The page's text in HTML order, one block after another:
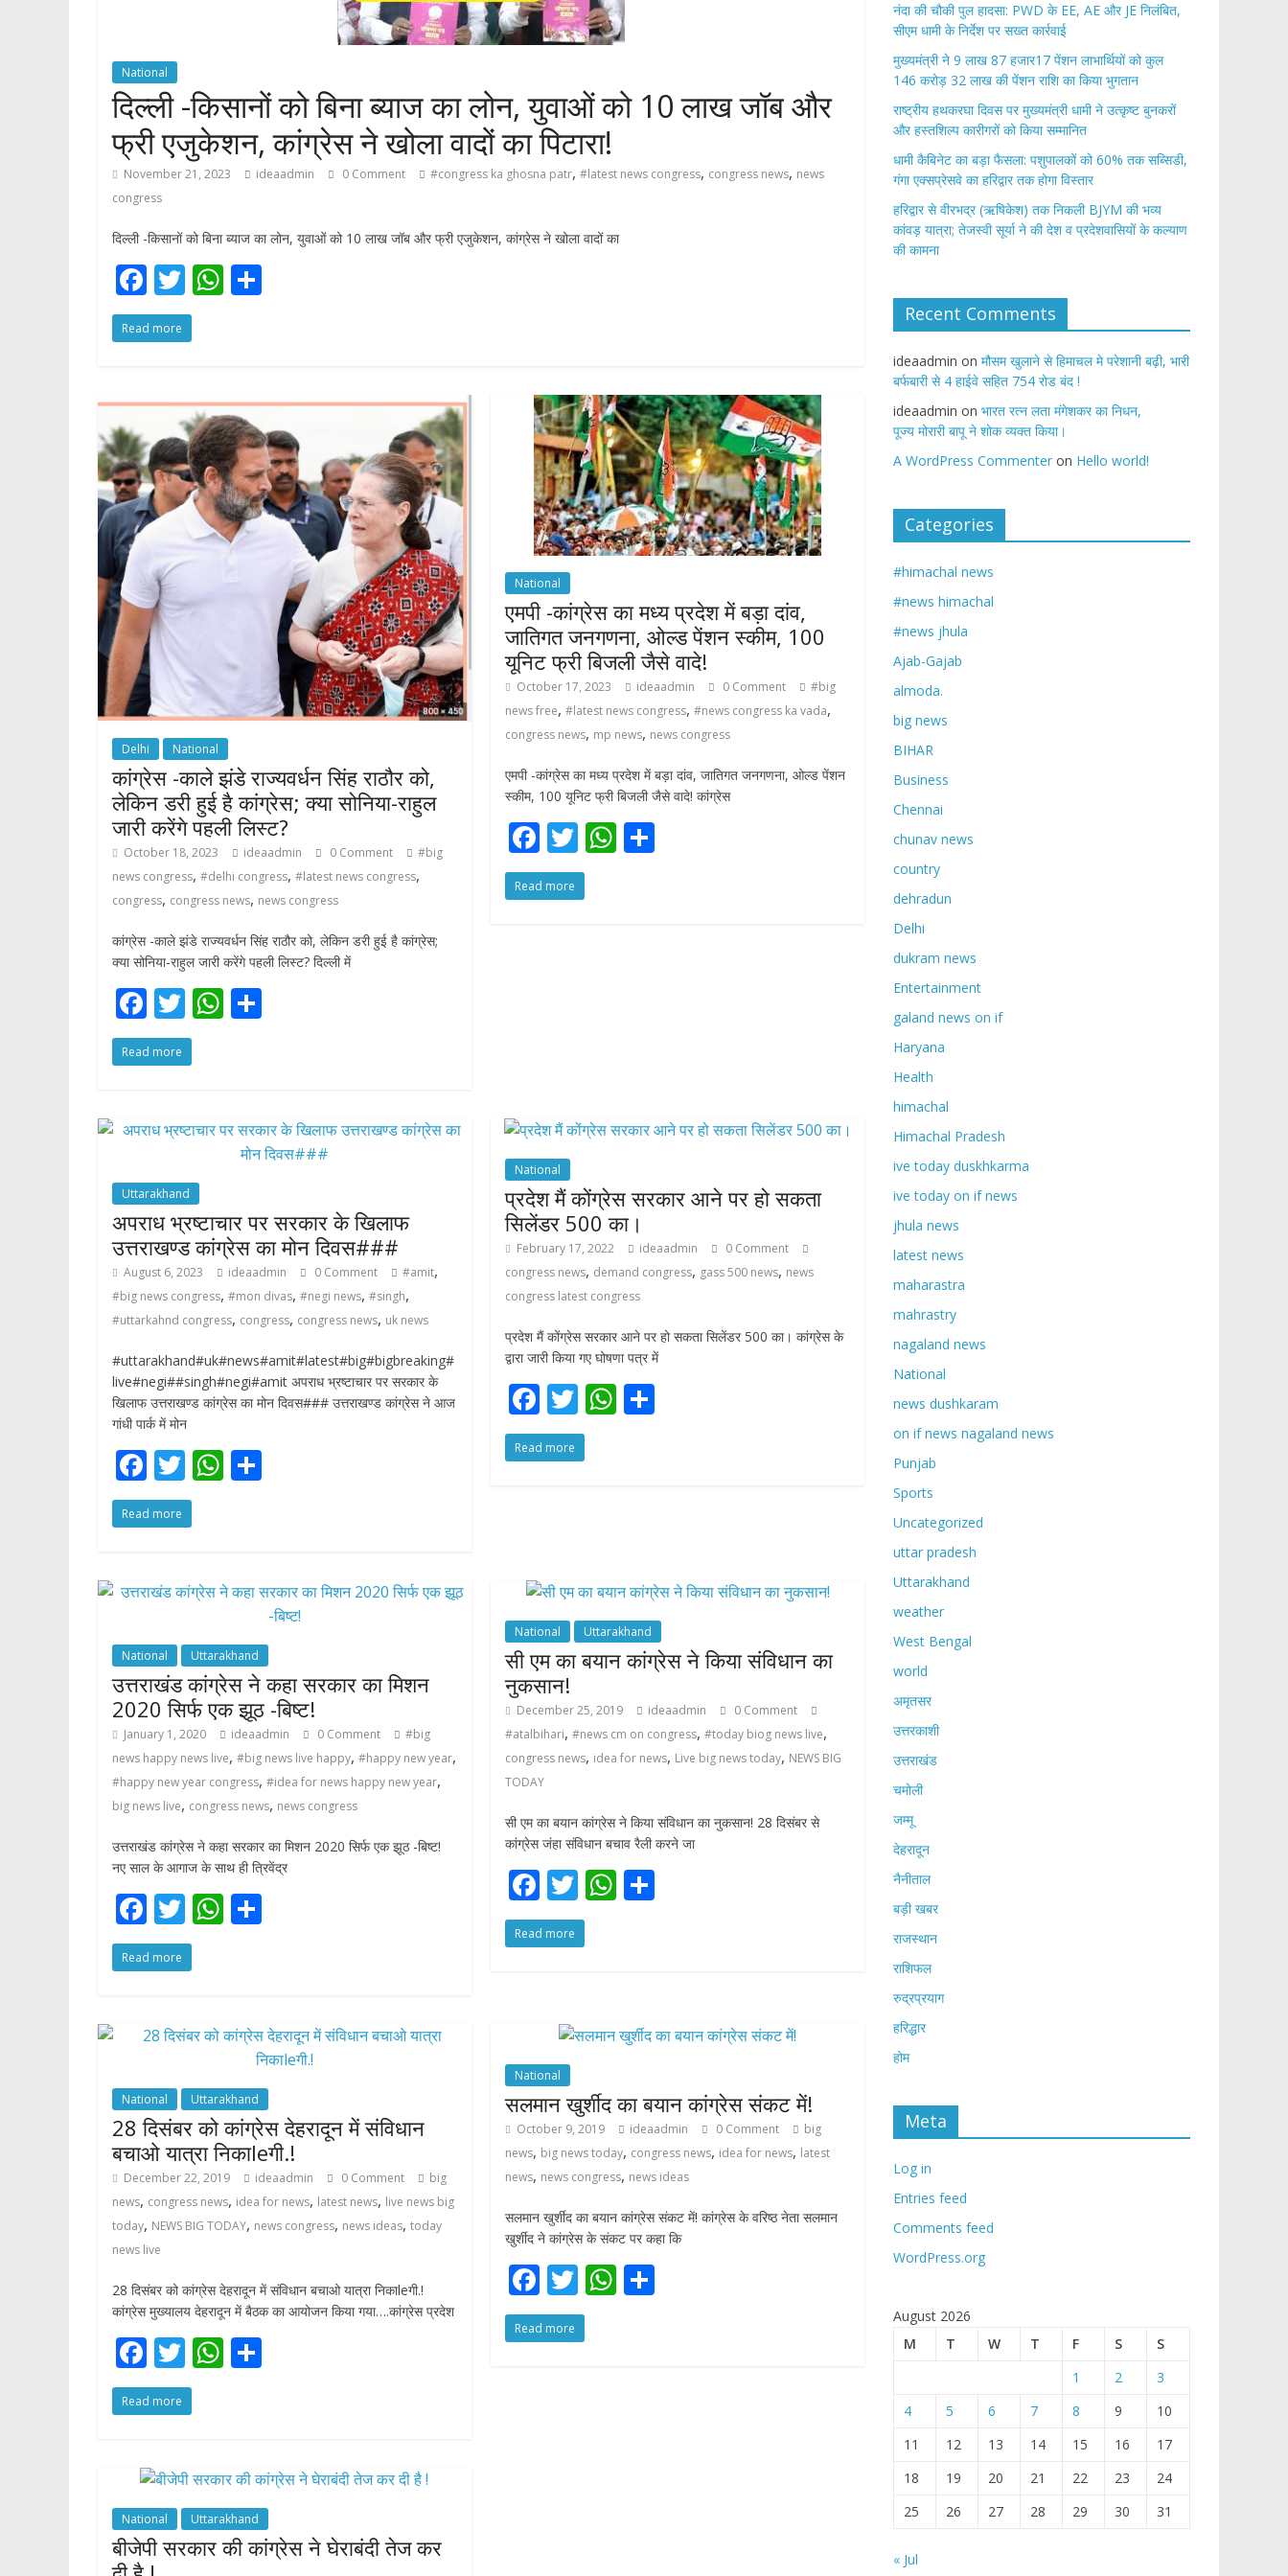
National
दिल्ली -किसानों को बिना ब्याज का लोन, युवाओं को 10 लाख जॉब और
फ्री एजुकेशन, कांग्रेस ने खोला वादों का पिटारा!
November 21, 2023 ideaadmin 0 Comment #congress ka ghosna patr, #latest news congress, congress news, news
congress
दिल्ली -किसानों को बिना ब्याज का लोन, युवाओं को 10 लाख जॉब और फ्री एजुकेशन, कांग्रेस ने खोला वादों का
F
ac
e
o
o
k
T
w
itt
W
A
p
p
Read more
Delhi National
कांग्रेस -काले झंडे राज्यवर्धन सिंह राठौर को,
लेकिन डरी हुई है कांग्रेस; क्या सोनिया-राहुल
जारी करेंगे पहली लिस्ट?
October 18, 2023 ideaadmin 0 Comment
#big
news congress, #delhi congress, #latest news congress,
congress, congress news, news congress
कांग्रेस -काले झंडे राज्यवर्धन सिंह राठौर को, लेकिन डरी हुई है कांग्रेस;
क्या सोनिया-राहुल जारी करेंगे पहली लिस्ट? दिल्ली में
F
ac
e
o
k
T
w
itt
W
A
p
Read more
National
एमपी -कांग्रेस का मध्य प्रदेश में बड़ा दांव,
जातिगत जनगणना, ओल्ड पेंशन स्कीम, 100
यूनिट फ्री बिजली जैसे वादे!
October 17, 2023 ideaadmin 0 Comment
#big
news free,#latest news congress,#news congress ka vada,
congress news, mp news, news congress
एमपी -कांग्रेस का मध्य प्रदेश में बड़ा दांव, जातिगत जनगणना, ओल्ड पेंशन
स्कीम, 100 यूनिट फ्री बिजली जैसे वादे! कांग्रेस
F
ac
e
T
w
itt
W
Read more
Uttarakhand
अपराध भ्रष्टाचार पर सरकार के खिलाफ
उत्तराखण्ड कांग्रेस का मोन दिवस###
August 6, 2023 ideaadmin 0 Comment #amit,
#big news congress, #mon divas, #negi news, #singh,
#uttarkahnd congress, congress, congress news, uk news
#uttarakhand#uk#news#amit#latest#big#bigbreaking#
live#negi##singh#negi#amit अपराध भ्रष्टाचार पर सरकार के
खिलाफ उत्तराखण्ड कांग्रेस का मोन दिवस### उत्तराखण्ड कांग्रेस ने आज
गांधी पार्क में मोन
F
ac
e
o
k
T
w
itt
W
A
p
Read more
National
प्रदेश मैं कोंग्रेस सरकार आने पर हो सकता
सिलेंडर 500 का।
February 17, 2022 ideaadmin
0 Comment
congress news, demand congress, gass 500 news, news
congress latest congress
प्रदेश मैं कोंग्रेस सरकार आने पर हो सकता सिलेंडर 500 का। कांग्रेस के
द्वारा जारी किया गए घोषणा पत्र में
F
ac
e
k
T
w
itt
W
p
Read more
National Uttarakhand
उत्तराखंड कांग्रेस ने कहा सरकार का मिशन
2020 सिर्फ एक झूठ -बिष्ट!
January 1, 2020 ideaadmin 0 Comment
#big
news happy news live, #big news live happy, #happy new year,
#happy new year congress, #idea for news happy new year,
big news live, congress news, news congress
उत्तराखंड कांग्रेस ने कहा सरकार का मिशन 2020 सिर्फ एक झूठ -बिष्ट!
नए साल के आगाज के साथ ही त्रिवेंद्र
F
ac
e
o
k
T
w
itt
W
A
p
Read more
National Uttarakhand
सी एम का बयान कांग्रेस ने किया संविधान का
नुकसान!
December 25, 2019 ideaadmin
0 Comment
#atalbihari,#news cm on congress,#today biog news live,
congress news, idea for news, Live big news today, NEWS BIG
TODAY
सी एम का बयान कांग्रेस ने किया संविधान का नुकसान! 28 दिसंबर से
कांग्रेस जंहा संविधान बचाव रैली करने जा
F
ac
e
k
T
w
itt
W
p
Read more
National Uttarakhand
28 दिसंबर को कांग्रेस देहरादून में संविधान
बचाओ यात्रा निकाleगी.!
December 22, 2019 ideaadmin 0 Comment
big
news, congress news, idea for news, latest news, live news big
today, NEWS BIG TODAY, news congress, news ideas, today
news live
28 दिसंबर को कांग्रेस देहरादून में संविधान बचाओ यात्रा निकाleगी.!
कांग्रेस मुख्यालय देहरादून में बैठक का आयोजन किया गया….कांग्रेस प्रदेश
F
ac
e
o
o
k
T
w
itt
W
A
p
p
Read more
National
सलमान खुर्शीद का बयान कांग्रेस संकट में!
October 9, 2019 ideaadmin 0 Comment
big
news, big news today, congress news, idea for news, latest
news, news congress, news ideas
सलमान खुर्शीद का बयान कांग्रेस संकट में! कांग्रेस के वरिष्‍ठ नेता सलमान
खुर्शीद ने कांग्रेस के संकट पर कहा कि
F
ac
e
T
w
itt
W
Read more
National Uttarakhand
बीजेपी सरकार की कांग्रेस ने घेराबंदी तेज कर
नंदा की चौकी पुल हादसा: PWD के EE, AE और JE निलंबित,
सीएम धामी के निर्देश पर सख्त कार्रवाई
मुख्यमंत्री ने 9 लाख 87 हजार17 पेंशन लाभार्थियों को कुल
146 करोड़ 32 लाख की पेंशन राशि का किया भुगतान
राष्ट्रीय हथकरघा दिवस पर मुख्यमंत्री धामी ने उत्कृष्ट बुनकरों
और हस्तशिल्प कारीगरों को किया सम्मानित
​धामी कैबिनेट का बड़ा फैसला: पशुपालकों को 60% तक सब्सिडी,
गंगा एक्सप्रेसवे का हरिद्वार तक होगा विस्तार
​हरिद्वार से वीरभद्र (ऋषिकेश) तक निकली BJYM की भव्य
कांवड़ यात्रा; तेजस्वी सूर्या ने की देश व प्रदेशवासियों के कल्याण
की कामना
Recent Comments
ideaadmin on मौसम खुलाने से हिमाचल मे परेशानी बढ़ी, भारी
बर्फबारी से 4 हाईवे सहित 754 रोड बंद !
ideaadmin on भारत रत्न लता मंगेशकर का निधन,
पूज्य मोरारी बापू ने शोक व्यक्त किया।
A WordPress Commenter on Hello world!
Categories
#himachal news
#news himachal
#news jhula
Ajab-Gajab
almoda.
big news
BIHAR
Business
Chennai
chunav news
country
dehradun
Delhi
dukram news
Entertainment
galand news on if
Haryana
Health
himachal
Himachal Pradesh
ive today duskhkarma
ive today on if news
jhula news
latest news
maharastra
mahrastry
nagaland news
National
news dushkaram
on if news nagaland news
Punjab
Sports
Uncategorized
uttar pradesh
Uttarakhand
weather
West Bengal
world
अमृतसर
उत्तरकाशी
उत्तराखंड
चमोली
जम्मू
देहरादून
नैनीताल
बड़ी खबर
राजस्थान
राशिफल
रुद्रप्रयाग
हरिद्धार
होम
Meta
Log in
Entries feed
Comments feed
WordPress.org
August 2026
M
T W T F S
S
1
2
3
4
5 6 7 8 9
10
11
12 13 14 15 16
17
18
19 20 21 22 23
24
25
26 27 28 29 30 31
« Jul